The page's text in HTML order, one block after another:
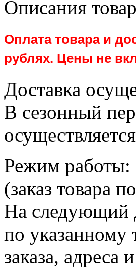
Описания
Оплата товара и
рублях. Цены не
Доставка
В сезонный
Режим работы:
(заказ товара
На следующий
по указанному
заказа, адреса